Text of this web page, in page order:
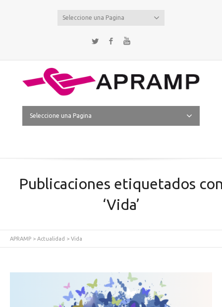
Seleccione una Pagina
Twitter Facebook
Seleccione una Pagina
Publicaciones etiquetados
‘Vida’
APRAMP > Actualidad > Vida